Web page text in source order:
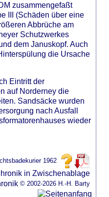
zusammengefaßt
III (Schäden über eine
Abbrüche am
Schutzwerkes
dem Januskopf. Auch
die Ursache
Eintritt der
auf Norderney die
Sandsäcke wurden
nach Ausfall
wieder
1962
© 2002-2026 H.-H. Barty